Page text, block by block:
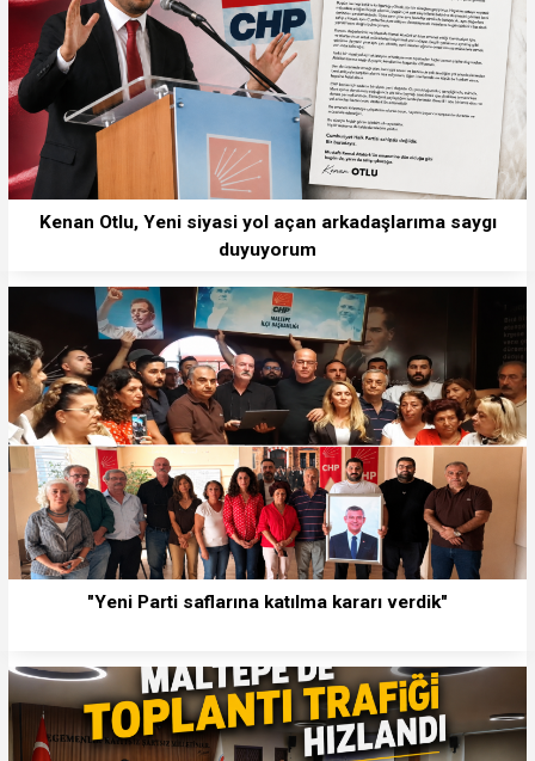
Kenan Otlu, Yeni siyasi yol açan arkadaşlarıma saygı
duyuyorum
"Yeni Parti saflarına katılma kararı verdik"